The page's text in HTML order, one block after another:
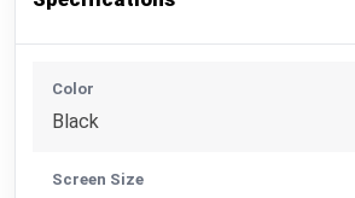
Color
Black
Screen Size